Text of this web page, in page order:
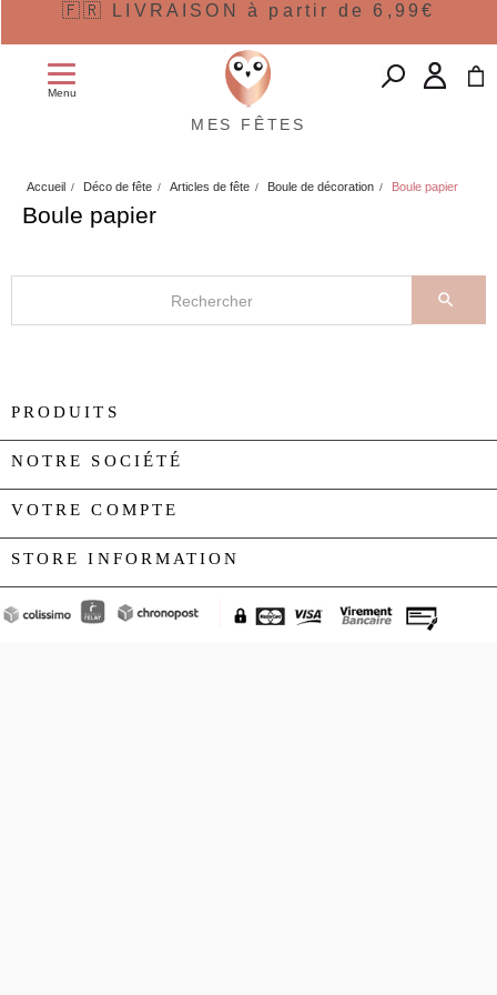
🇫🇷 LIVRAISON à partir de 6,99€
Menu
MES FÊTES
Accueil Déco de fête Articles de fête Boule de décoration Boule papier
Boule papier

PRODUITS
NOTRE SOCIÉTÉ
VOTRE COMPTE
STORE INFORMATION